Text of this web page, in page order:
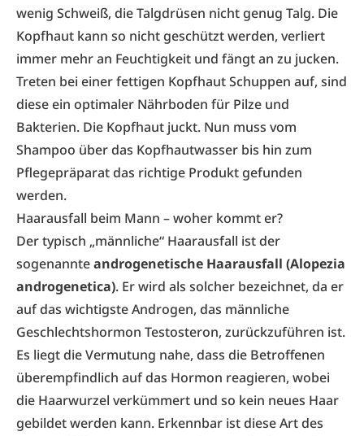
wenig Schweiß, die Talgdrüsen nicht genug Talg. Die
Kopfhaut kann so nicht geschützt werden, verliert
immer mehr an Feuchtigkeit und fängt an zu jucken.
Treten bei einer fettigen Kopfhaut Schuppen auf, sind
diese ein optimaler Nährboden für Pilze und
Bakterien. Die Kopfhaut juckt. Nun muss vom
Shampoo über das Kopfhautwasser bis hin zum
Pflegepräparat das richtige Produkt gefunden
werden.
Haarausfall beim Mann – woher kommt er?
Der typisch „männliche“ Haarausfall ist der
sogenannteandrogenetische Haarausfall (Alopezia
androgenetica). Er wird als solcher bezeichnet, da er
auf das wichtigste Androgen, das männliche
Geschlechtshormon Testosteron, zurückzuführen ist.
Es liegt die Vermutung nahe, dass die Betroffenen
überempfindlich auf das Hormon reagieren, wobei
die Haarwurzel verkümmert und so kein neues Haar
gebildet werden kann. Erkennbar ist diese Art des